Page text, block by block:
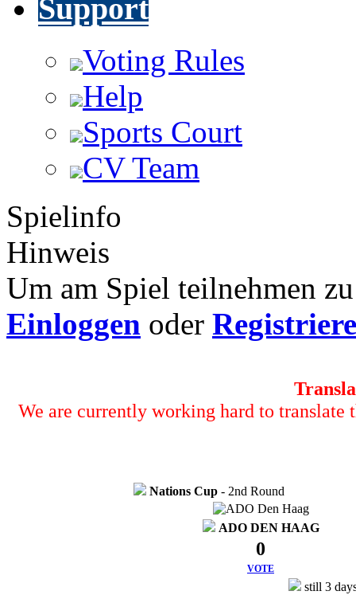
Support
Voting Rules
Help
Sports Court
CV Team
Spielinfo
Hinweis
Um am Spiel teilnehmen
Einloggen oder
We are currently working hard to translate
Nations Cup - 2nd Round
ADO DEN HAAG
0
VOTE
still 3